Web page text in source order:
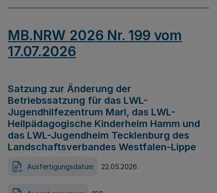
MB.NRW 2026 Nr. 199 vom
17.07.2026
Satzung zur Änderung der
Betriebssatzung für das LWL-
Jugendhilfezentrum Marl, das LWL-
Heilpädagogische Kinderheim Hamm und
das LWL-Jugendheim Tecklenburg des
Landschaftsverbandes Westfalen-Lippe
Ausfertigungsdatum 22.05.2026